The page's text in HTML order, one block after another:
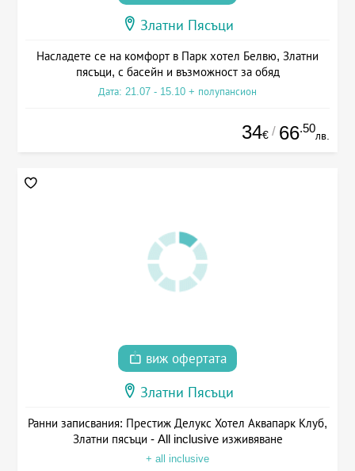
Златни Пясъци
Насладете се на комфорт в Парк хотел Белвю, Златни
пясъци, с басейн и възможност за обяд
Дата: 21.07 - 15.10 + полупансион
34€ / 66.50
лв.
виж офертата
Златни Пясъци
Ранни записвания: Престиж Делукс Хотел Аквапарк Клуб,
Златни пясъци - All inclusive изживяване
+ all inclusive